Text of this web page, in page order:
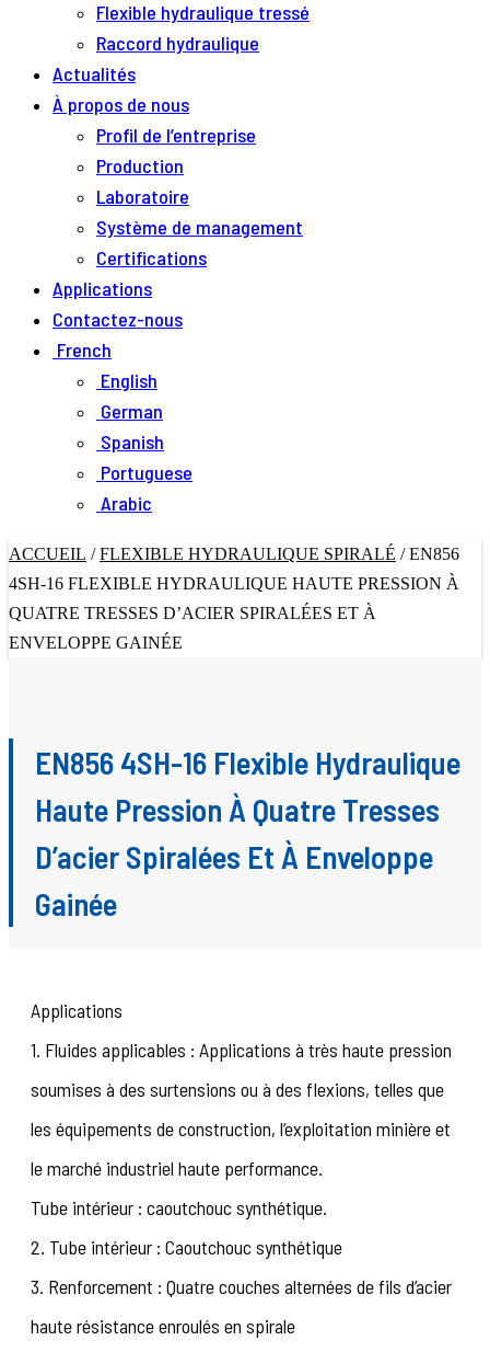
Flexible hydraulique tressé
Raccord hydraulique
Actualités
À propos de nous
Profil de l’entreprise
Production
Laboratoire
Système de management
Certifications
Applications
Contactez-nous
French
English
German
Spanish
Portuguese
Arabic
ACCUEIL /FLEXIBLE HYDRAULIQUE SPIRALÉ /EN856
4SH-16 FLEXIBLE HYDRAULIQUE HAUTE PRESSION À
QUATRE TRESSES D’ACIER SPIRALÉES ET À
ENVELOPPE GAINÉE
EN856 4SH-16 Flexible Hydraulique
Haute Pression À Quatre Tresses
D’acier Spiralées Et À Enveloppe
Gainée
Applications
1. Fluides applicables : Applications à très haute pression
soumises à des surtensions ou à des flexions, telles que
les équipements de construction, l’exploitation minière et
le marché industriel haute performance.
Tube intérieur : caoutchouc synthétique.
2. Tube intérieur : Caoutchouc synthétique
3. Renforcement : Quatre couches alternées de fils d’acier
haute résistance enroulés en spirale